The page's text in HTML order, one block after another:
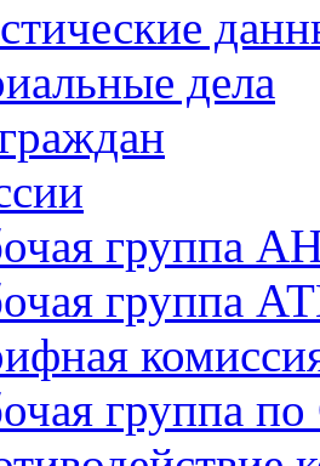
дела
группа
группа
группа